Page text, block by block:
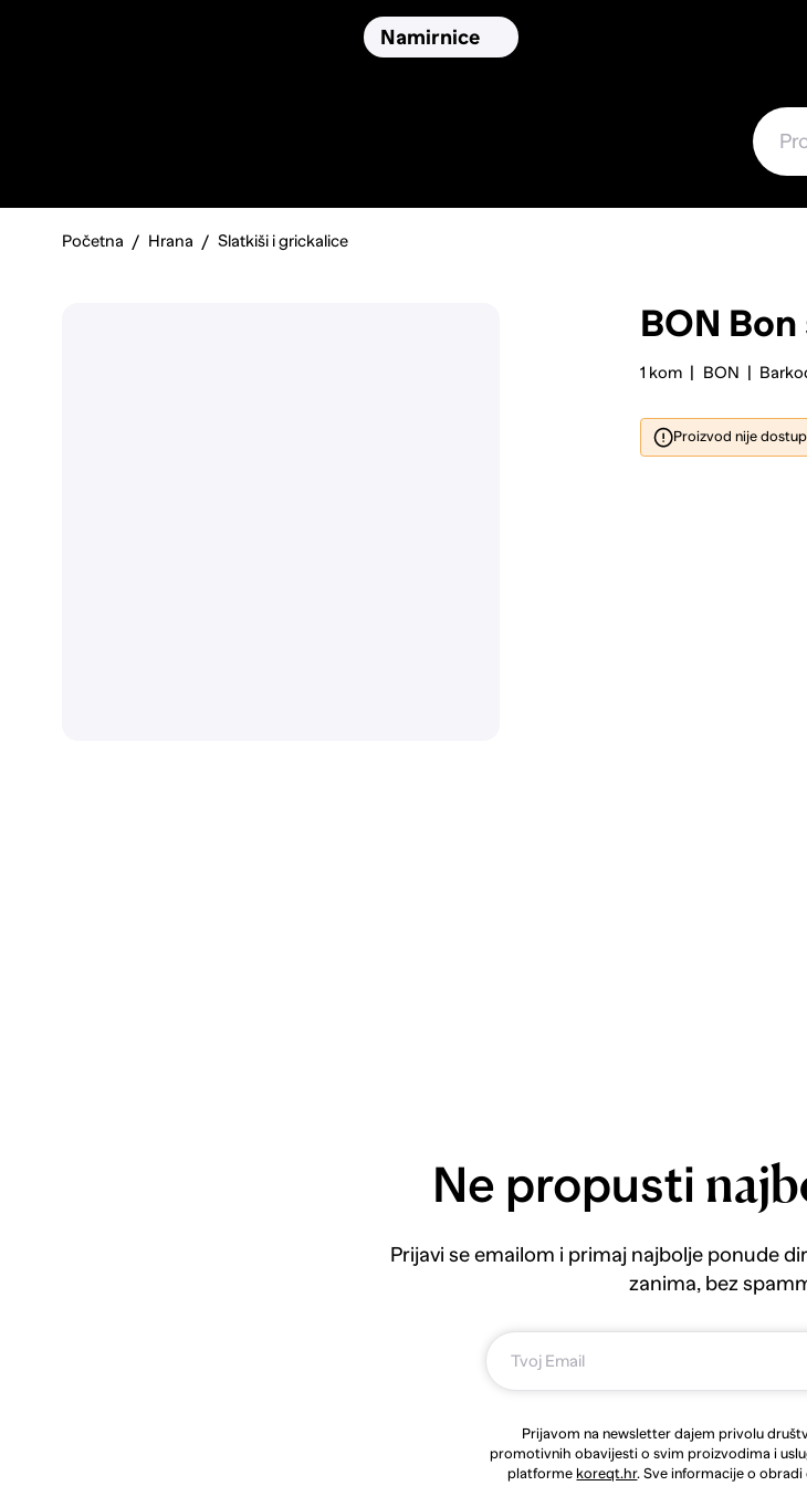
Namirnice
Početna Hrana Slatkiši i grickalice
BON
1 kom BON
Proizvod nije
Ne propusti
Prijavi se emailom i primaj najbolje ponude
zanima, bez
Prijavom na newsletter dajem privolu
promotivnih obavijesti o svim proizvodima i
platforme koreqt.hr. Sve informacije o